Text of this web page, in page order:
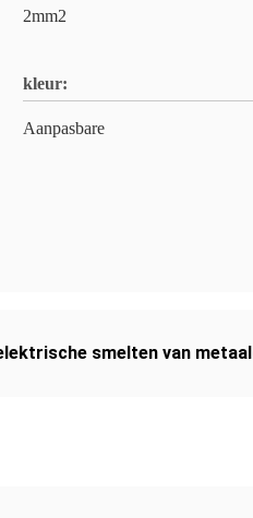
2mm2
kleur:
Aanpasbare
smelten van